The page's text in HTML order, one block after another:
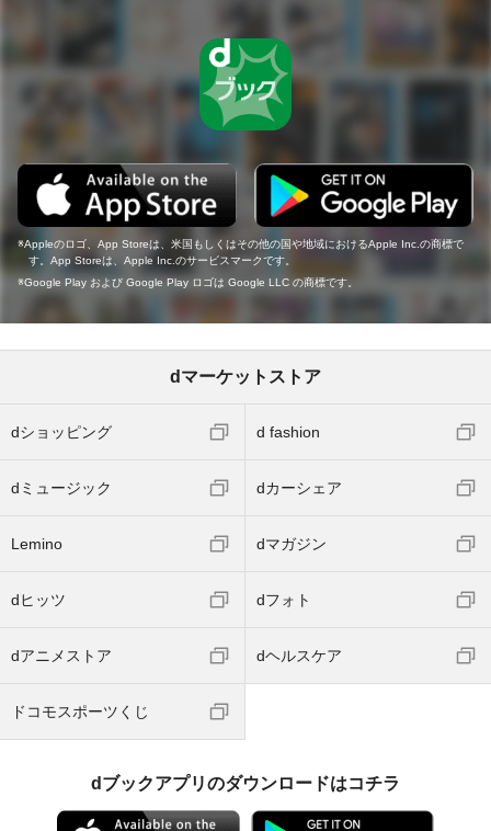
Appleのロゴ、App Storeは、米国もしくはその他の国や地域におけるApple Inc.の商標で
す。App Storeは、Apple Inc.のサービスマークです。
Google Play および Google Play ロゴは Google LLC の商標です。
dマーケットストア
dショッピング d fashion
dミュージック dカーシェア
Lemino dマガジン
dヒッツ dフォト
dアニメストア dヘルスケア
ドコモスポーツくじ
dブックアプリのダウンロードはコチラ